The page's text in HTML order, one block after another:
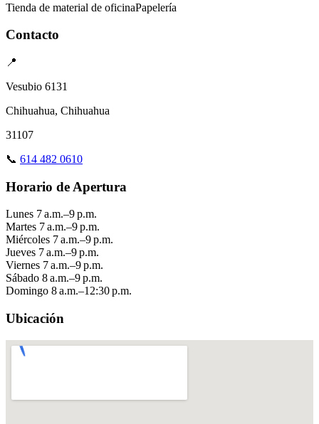
Tienda de material de oficinaPapelería
Contacto
📍
Vesubio 6131
Chihuahua, Chihuahua
31107
📞 614 482 0610
Horario de Apertura
Lunes 7 a.m.–9 p.m.
Martes 7 a.m.–9 p.m.
Miércoles 7 a.m.–9 p.m.
Jueves 7 a.m.–9 p.m.
Viernes 7 a.m.–9 p.m.
Sábado 8 a.m.–9 p.m.
Domingo 8 a.m.–12:30 p.m.
Ubicación